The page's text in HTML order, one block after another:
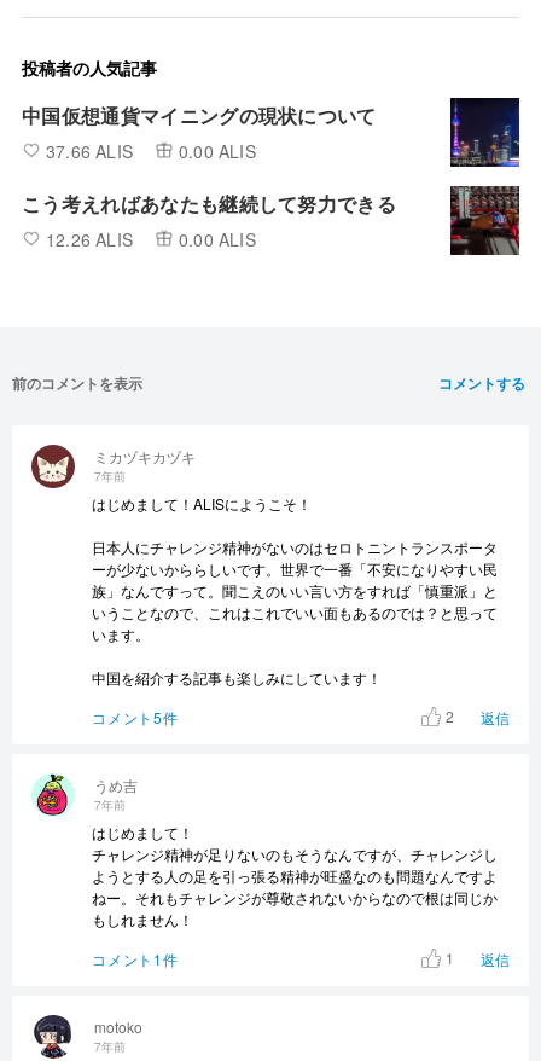
投稿者の人気記事
中国仮想通貨マイニングの現状について
37.66 ALIS 0.00 ALIS
こう考えればあなたも継続して努力できる
12.26 ALIS 0.00 ALIS
コメントする
前のコメントを表示
motoko
7年前
うめ吉
7年前
はじめまして！
チャレンジ精神が足りないのもそうなんですが、チャレンジし
ようとする人の足を引っ張る精神が旺盛なのも問題なんですよ
ねー。それもチャレンジが尊敬されないからなので根は同じか
もしれません！
コメント1件
1 返信
ミカヅキカヅキ
7年前
はじめまして！ALISにようこそ！
日本人にチャレンジ精神がないのはセロトニントランスポータ
ーが少ないかららしいです。世界で一番「不安になりやすい民
族」なんですって。聞こえのいい言い方をすれば「慎重派」と
いうことなので、これはこれでいい面もあるのでは？と思って
います。
中国を紹介する記事も楽しみにしています！
コメント5件
2 返信